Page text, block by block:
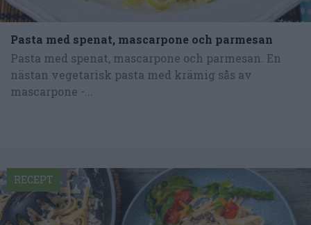
Pasta med spenat, mascarpone och parmesan
Pasta med spenat, mascarpone och parmesan. En
nästan vegetarisk pasta med krämig sås av
mascarpone -...
RECEPT